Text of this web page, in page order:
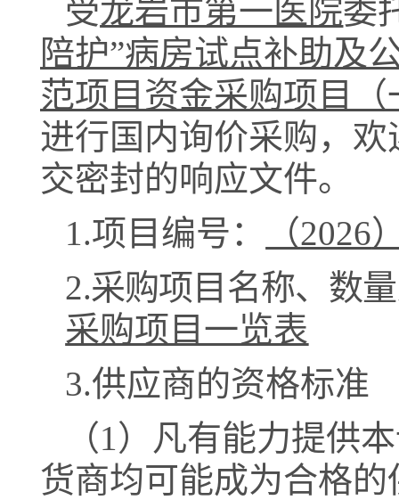
受龙岩市第一医院委
陪护”病房试点补助及
范项目资金采购项目
进行国内询价采购，
交密封的响应文件。
1.项目编号： （2026
2.采购项目名称、数
采购项目一览表
3.供应商的资格标准
（1）凡有能力提供
货商均可能成为合格